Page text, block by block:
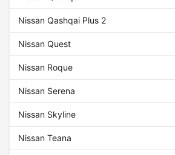
Nissan Qashqai Plus 2
Nissan Quest
Nissan Roque
Nissan Serena
Nissan Skyline
Nissan Teana